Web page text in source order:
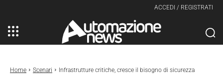
ACCEDI / REGISTRATI
Home Scenari Infrastrutture critiche, cresce il bisogno di sicurezza